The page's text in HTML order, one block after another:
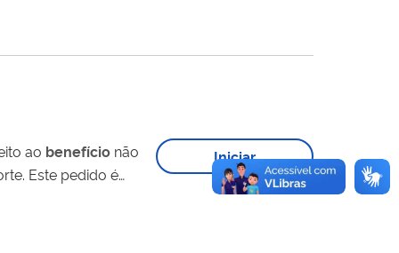
renda. Para ter direito ao benefício não
é
Iniciar